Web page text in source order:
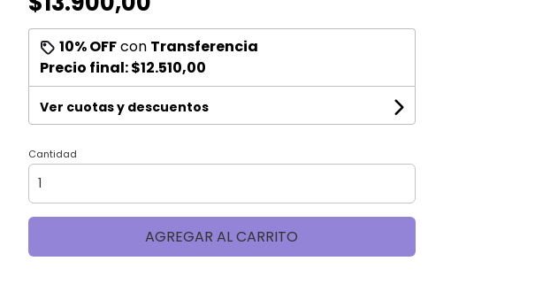
10% OFFcon Transferencia
Precio final:$12.510,00
Ver cuotas y descuentos
Cantidad
AGREGAR AL CARRITO